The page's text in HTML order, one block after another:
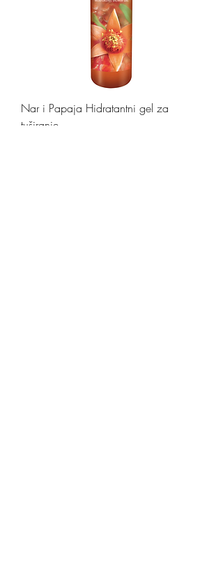
Nar i Papaja Hidratantni gel za
tuširanje